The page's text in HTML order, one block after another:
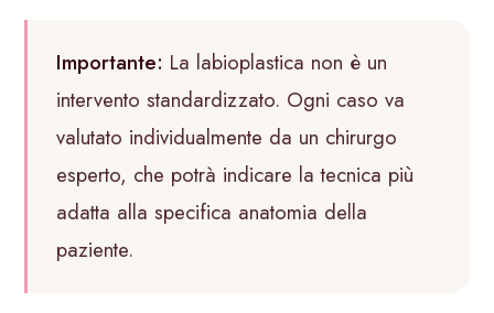
Importante: La labioplastica non è un
intervento standardizzato. Ogni caso va
valutato individualmente da un chirurgo
esperto, che potrà indicare la tecnica più
adatta alla specifica anatomia della
paziente.